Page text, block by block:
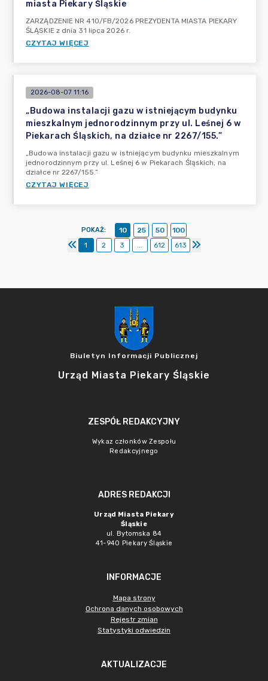
miasta Piekary Śląskie
ZARZĄDZENIE NR 410/FB/2026 PREZYDENTA MIASTA PIEKARY
ŚLĄSKIE z dnia 31 lipca 2026 r.
CZYTAJ WIĘCEJ
2026-08-07 11:16
„Budowa instalacji gazu w istniejącym budynku
mieszkalnym jednorodzinnym przy ul. Leśnej 6 w
Piekarach Śląskich, na działce nr 2267/155.”
„Budowa instalacji gazu w istniejącym budynku mieszkalnym
jednorodzinnym przy ul. Leśnej 6 w Piekarach Śląskich, na
działce nr 2267/155.”
CZYTAJ WIĘCEJ
POKAŻ: 10 25 50
100
1
2 3 ... 612 613
Biuletyn Informacji Publicznej
Urząd Miasta Piekary Śląskie
ZESPÓŁ REDAKCYJNY
Wykaz członków Zespołu
Redakcyjnego
ADRES REDAKCJI
Urząd Miasta Piekary
Śląskie
ul. Bytomska 84
41-940 Piekary Śląskie
INFORMACJE
Mapa strony
Ochrona danych osobowych
Rejestr zmian
Statystyki odwiedzin
AKTUALIZACJE